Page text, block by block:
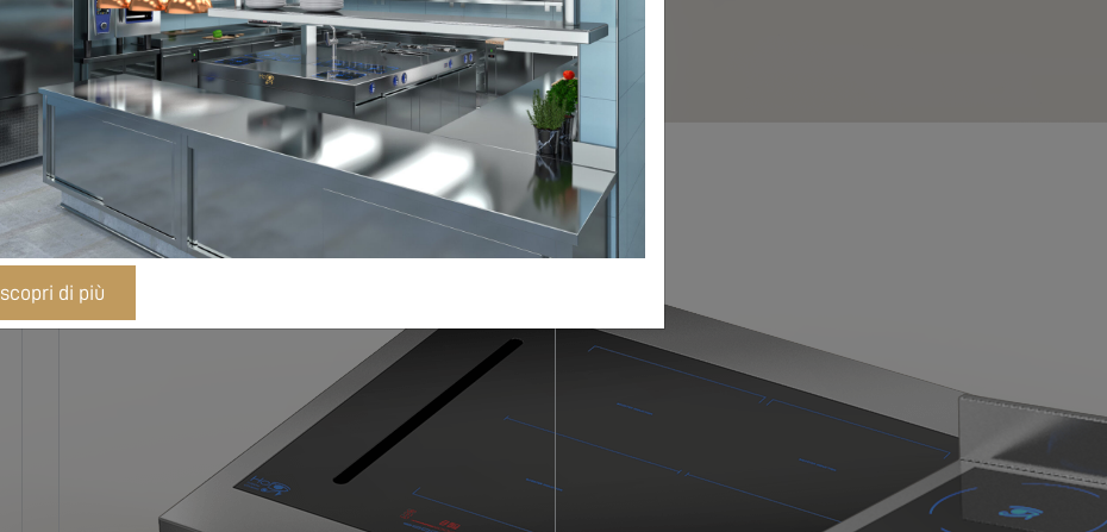
MonobloccoUnica
scopri di più